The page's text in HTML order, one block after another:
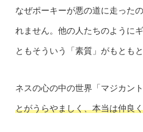
なぜポーキーが悪の道に走った
れません。他の人たちのように
ともそういう「素質」がもとも
ネスの心の中の世界「マジカン
とがうらやましく、本当は仲良